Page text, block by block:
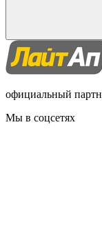
официальный
Мы в соцсетях